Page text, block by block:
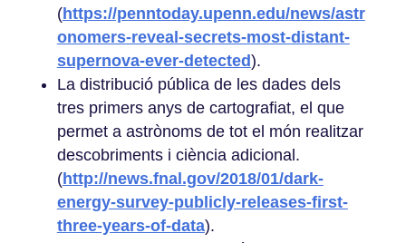
(https://penntoday.upenn.edu/news/astr
onomers-reveal-secrets-most-distant-
supernova-ever-detected).
La distribució pública de les dades dels
tres primers anys de cartografiat, el que
permet a astrònoms de tot el món realitzar
descobriments i ciència adicional.
(http://news.fnal.gov/2018/01/dark-
energy-survey-publicly-releases-first-
three-years-of-data).